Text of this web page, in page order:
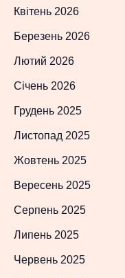
Квітень 2026
Березень 2026
Лютий 2026
Січень 2026
Грудень 2025
Листопад 2025
Жовтень 2025
Вересень 2025
Серпень 2025
Липень 2025
Червень 2025